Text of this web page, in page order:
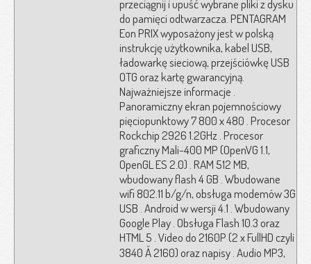
przeciągnij i upuść wybrane pliki z dysku
do pamięci odtwarzacza. PENTAGRAM
Eon PRIX wyposażony jest w polską
instrukcję użytkownika, kabel USB,
ładowarkę sieciową, przejściówkę USB
OTG oraz kartę gwarancyjną.
Najważniejsze informacje .
Panoramiczny ekran pojemnościowy
pięciopunktowy 7 800 x 480 . Procesor
Rockchip 2926 1.2GHz . Procesor
graficzny Mali-400 MP (OpenVG 1.1,
OpenGL ES 2.0) . RAM 512 MB,
wbudowany flash 4 GB . Wbudowane
wifi 802.11 b/g/n, obsługa modemów 3G
USB . Android w wersji 4.1 . Wbudowany
Google Play . Obsługa Flash 10.3 oraz
HTML 5 . Video do 2160P (2 x FullHD czyli
3840 Ă 2160) oraz napisy . Audio MP3,